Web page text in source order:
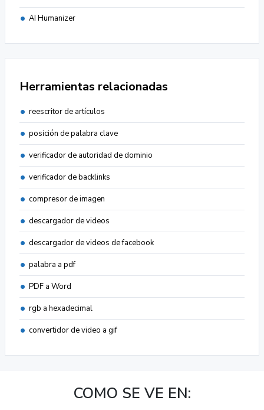
AI Humanizer
Herramientas relacionadas
reescritor de artículos
posición de palabra clave
verificador de autoridad de dominio
verificador de backlinks
compresor de imagen
descargador de videos
descargador de videos de facebook
palabra a pdf
PDF a Word
rgb a hexadecimal
convertidor de video a gif
COMO SE VE EN: